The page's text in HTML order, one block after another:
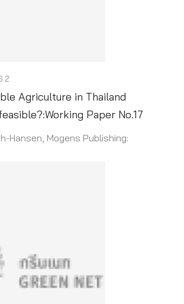
Agriculture in Thailand
Paper No.17
Hansen, Mogens Publishing: